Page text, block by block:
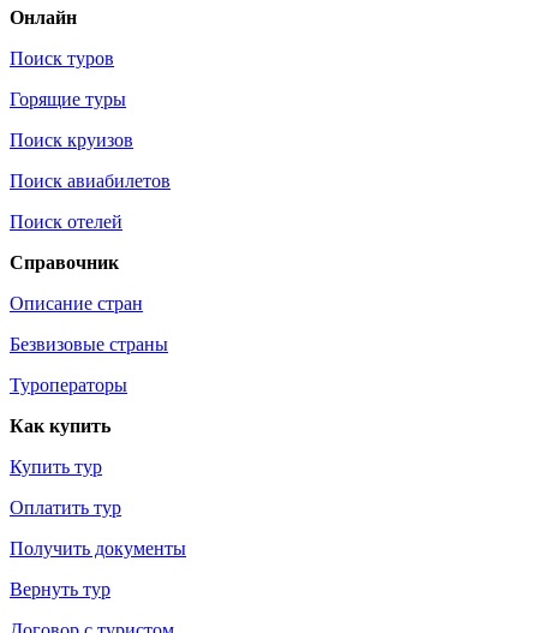
Онлайн
Поиск туров
Горящие туры
Поиск круизов
Поиск авиабилетов
Поиск отелей
Справочник
Описание стран
Безвизовые страны
Туроператоры
Как купить
Купить тур
Оплатить тур
Получить документы
Вернуть тур